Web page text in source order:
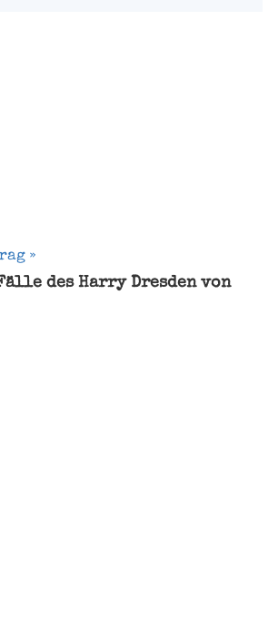
des Harry Dresden von